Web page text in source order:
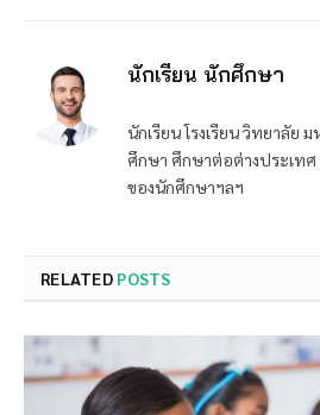
นักเรียน นักศึกษา
นักเรียน โรงเรียน วิทยาลัย
ศึกษา ศึกษาต่อต่างประเทศ
ของนักศึกษาฯลฯ
RELATED POSTS